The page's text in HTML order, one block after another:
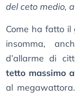
del ceto medio,
Come ha fatto il
insomma,
d’allarme di
tetto massimo
al